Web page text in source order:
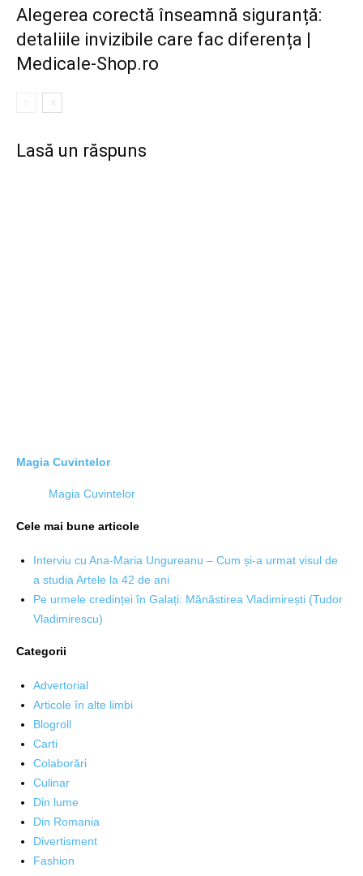
Alegerea corectă înseamnă siguranță:
detaliile invizibile care fac diferența |
Medicale-Shop.ro
Lasă un răspuns
Magia Cuvintelor
Magia Cuvintelor
Cele mai bune articole
Interviu cu Ana-Maria Ungureanu – Cum și-a urmat visul de
a studia Artele la 42 de ani
Pe urmele credinței în Galați: Mănăstirea Vladimirești (Tudor
Vladimirescu)
Categorii
Advertorial
Articole în alte limbi
Blogroll
Carti
Colaborări
Culinar
Din lume
Din Romania
Divertisment
Fashion